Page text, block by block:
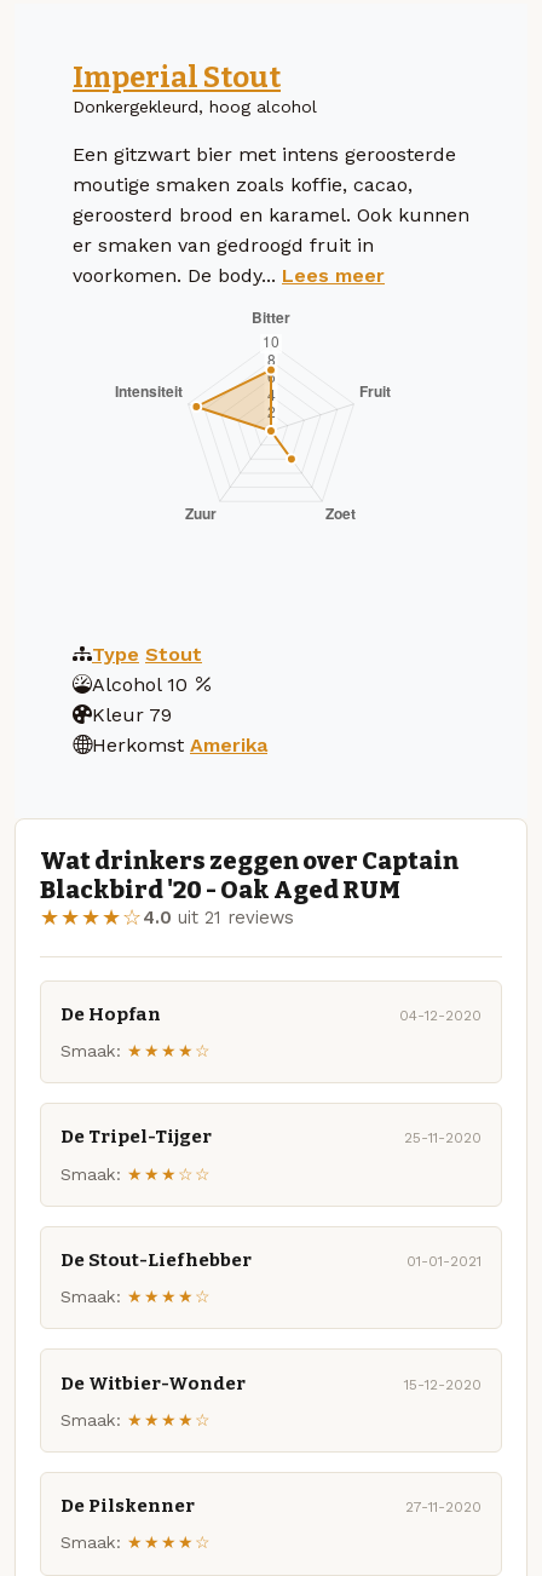
Imperial Stout
Donkergekleurd, hoog alcohol
Een gitzwart bier met intens geroosterde
moutige smaken zoals koffie, cacao,
geroosterd brood en karamel. Ook kunnen
er smaken van gedroogd fruit in
voorkomen. De body... Lees meer
Type Stout
Alcohol 10
Kleur 79
Herkomst Amerika
Wat drinkers zeggen over Captain
Blackbird '20 - Oak Aged RUM
★★★★☆4.0 uit 21 reviews
De Hopfan 04-12-2020
Smaak: ★★★★☆
De Tripel-Tijger 25-11-2020
Smaak: ★★★☆☆
De Stout-Liefhebber 01-01-2021
Smaak: ★★★★☆
De Witbier-Wonder 15-12-2020
Smaak: ★★★★☆
De Pilskenner 27-11-2020
Smaak: ★★★★☆